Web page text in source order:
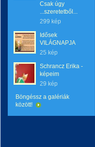
Csak úgy
...szeretetből...
299 kép
Idősek
VILÁGNAPJA
25 kép
Schrancz Erika -
képeim
29 kép
Böngéssz a galériák
között!